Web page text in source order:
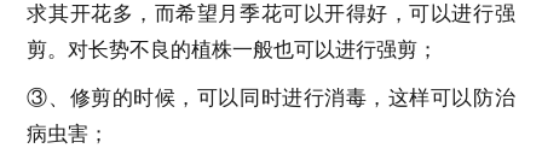
求其开花多，而希望月季花可以开得好，可以进行强
剪。对长势不良的植株一般也可以进行强剪；
③、修剪的时候，可以同时进行消毒，这样可以防治
病虫害；